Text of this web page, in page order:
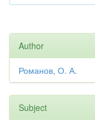
Author
Романов, О. А.
Subject